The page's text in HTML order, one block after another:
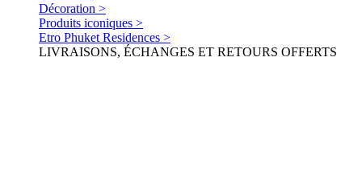
Décoration >
Produits iconiques >
Etro Phuket Residences >
LIVRAISONS, ÉCHANGES ET RETOURS OFFERTS